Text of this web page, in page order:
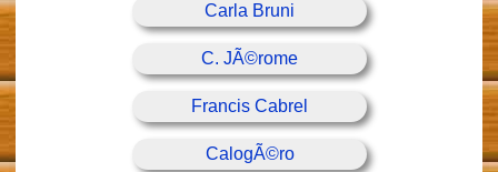
Carla Bruni
C. JÃ©rome
Francis Cabrel
CalogÃ©ro